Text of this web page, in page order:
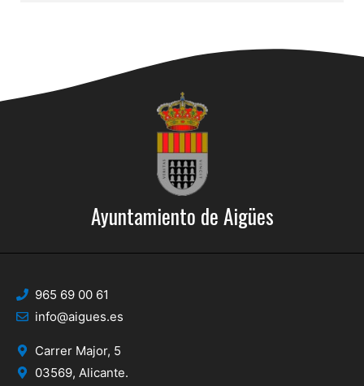
Ayuntamiento de Aigües
965 69 00 61
info@aigues.es
Carrer Major, 5
03569, Alicante.